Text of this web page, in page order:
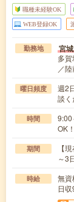
職種未経験OK
WEB登録OK
勤務地 宮
多
／
曜日頻度
週2
談く
時間
9:00
OK
期間
【
～3
時給
無
日